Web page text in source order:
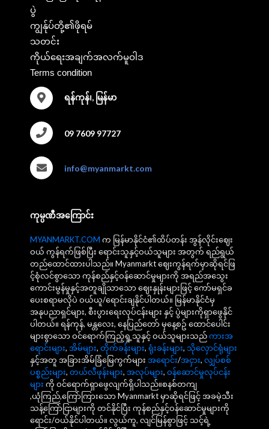
ပွဲ
ကျွန်ုပ်တို့၏ဖိုရမ်
သတင်း
ကိုယ်ရေးအချက်အလက်မူဝါဒ
Terms condition
ရန်ကုန်၊, မြန်မာ
09 7609 97727
info@myanmarkt.com
ကုမ္ပဏီအကြောင်း
MYANMARKT.COM က မြန်မာနိုင်ငံ၏ထိပ်တန်း အွန်လိုင်းဈေး
ဝယ် ကွန်ရက်ဖြစ်ပြီး ရောင်းသူနှင့်ဝယ်သူများ အတွက် ရည်ရွယ်
တည်ထောင်ထားပါသည်။ Myanmarkt ဈေးကွန်ရက်မှာဆိုရင်ဖြ
င့်စုံလင်စွာသော ကုန်စည်နှင့်ဝန်ဆောင်မှုများကို အရည်အသွေး
ကောင်းမွန်မှုနှင့်အတူချိုသာသော ဈေးနှုန်းများဖြင့် ကော်မရှင်ခ
ပေးစရာမလိုပဲ ဝယ်ယူ/ရောင်းချနိုင်ပါတယ်။ မြန်မာနိုင်ငံမှ
အနုပညာရှင်များ, စီးပွားရေးလုပ်ငန်းများ နှင့် ပွဲများကိုရှာဖွေနိုင်
ပါတယ်။ ရန်ကုန်, မန္တလေး, နေပြည်တော် မှနေ့စဥ် ထောင်ပေါင်း
များစွာသော ဝင်ရောက်ကြည့်ရှု့သူနှင့် ဝယ်သူများသည်ကားအ
ရောင်းများ, အိမ်များ, တိုက်ခန်းများ, ရုံးခန်းများ, သိုလှောင်ရုံများ
နှင့်အတူ အခြားအိမ်ခြံမြေကွက်များ အရောင်း/အငှား, လျှပ်စစ်
ပစ္စည်းများ, တယ်လီဖုန်းများ, အလုပ်များ, ဝန်ဆောင်မှုလုပ်ငန်း
များ ကို ဝင်ရောက်ရှာဖွေလျက်ရှိပါသည်။စနစ်တကျ
,ယုံကြည်,ကြော်ကြားသော Myanmarkt မှာဆိုရင်ဖြင့် အခမဲ့သီး
သန့်ကြော်ငြာများကို တင်နိုင်ပြီး ကုန်စည်နှင့်ဝန်ဆောင်မှုများကို
ရောင်း/ဝယ်နိုင်ပါတယ်။ လွယ်ကူ, လျင်မြန်စွာဖြင့် သင့်ရဲ့